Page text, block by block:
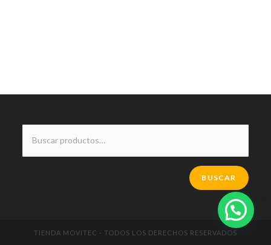
BUSCAR
TIENDA MOVITEC - TODOS LOS DERECHOS RESERVADOS